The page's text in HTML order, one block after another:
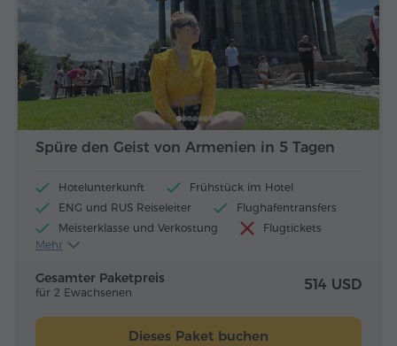
Spüre den Geist von Armenien in 5 Tagen
Hotelunterkunft
Frühstück im Hotel
ENG und RUS Reiseleiter
Flughafentransfers
Meisterklasse und Verkostung
Flugtickets
Mittagessen und Abendessen
Mehr
Gesamter Paketpreis
für 2 Ewachsenen 514 USD
Dieses Paket buchen